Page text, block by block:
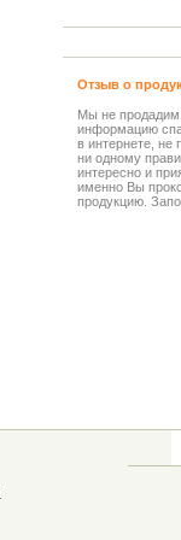
Отзыв о
Мы не
информацию
в интернете, не
ни одному
интересно и
именно Вы
продукцию.